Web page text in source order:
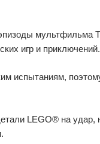
мультфильма
игр и приключений.
испытаниям,
LEGO® на удар,